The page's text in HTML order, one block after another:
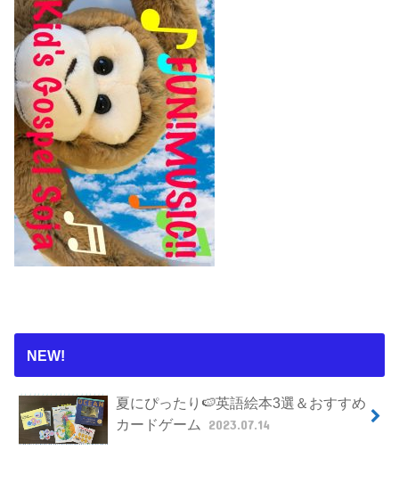
NEW!
夏にぴったり🍉英語絵本3選＆おすすめ
カードゲーム
2023.07.14